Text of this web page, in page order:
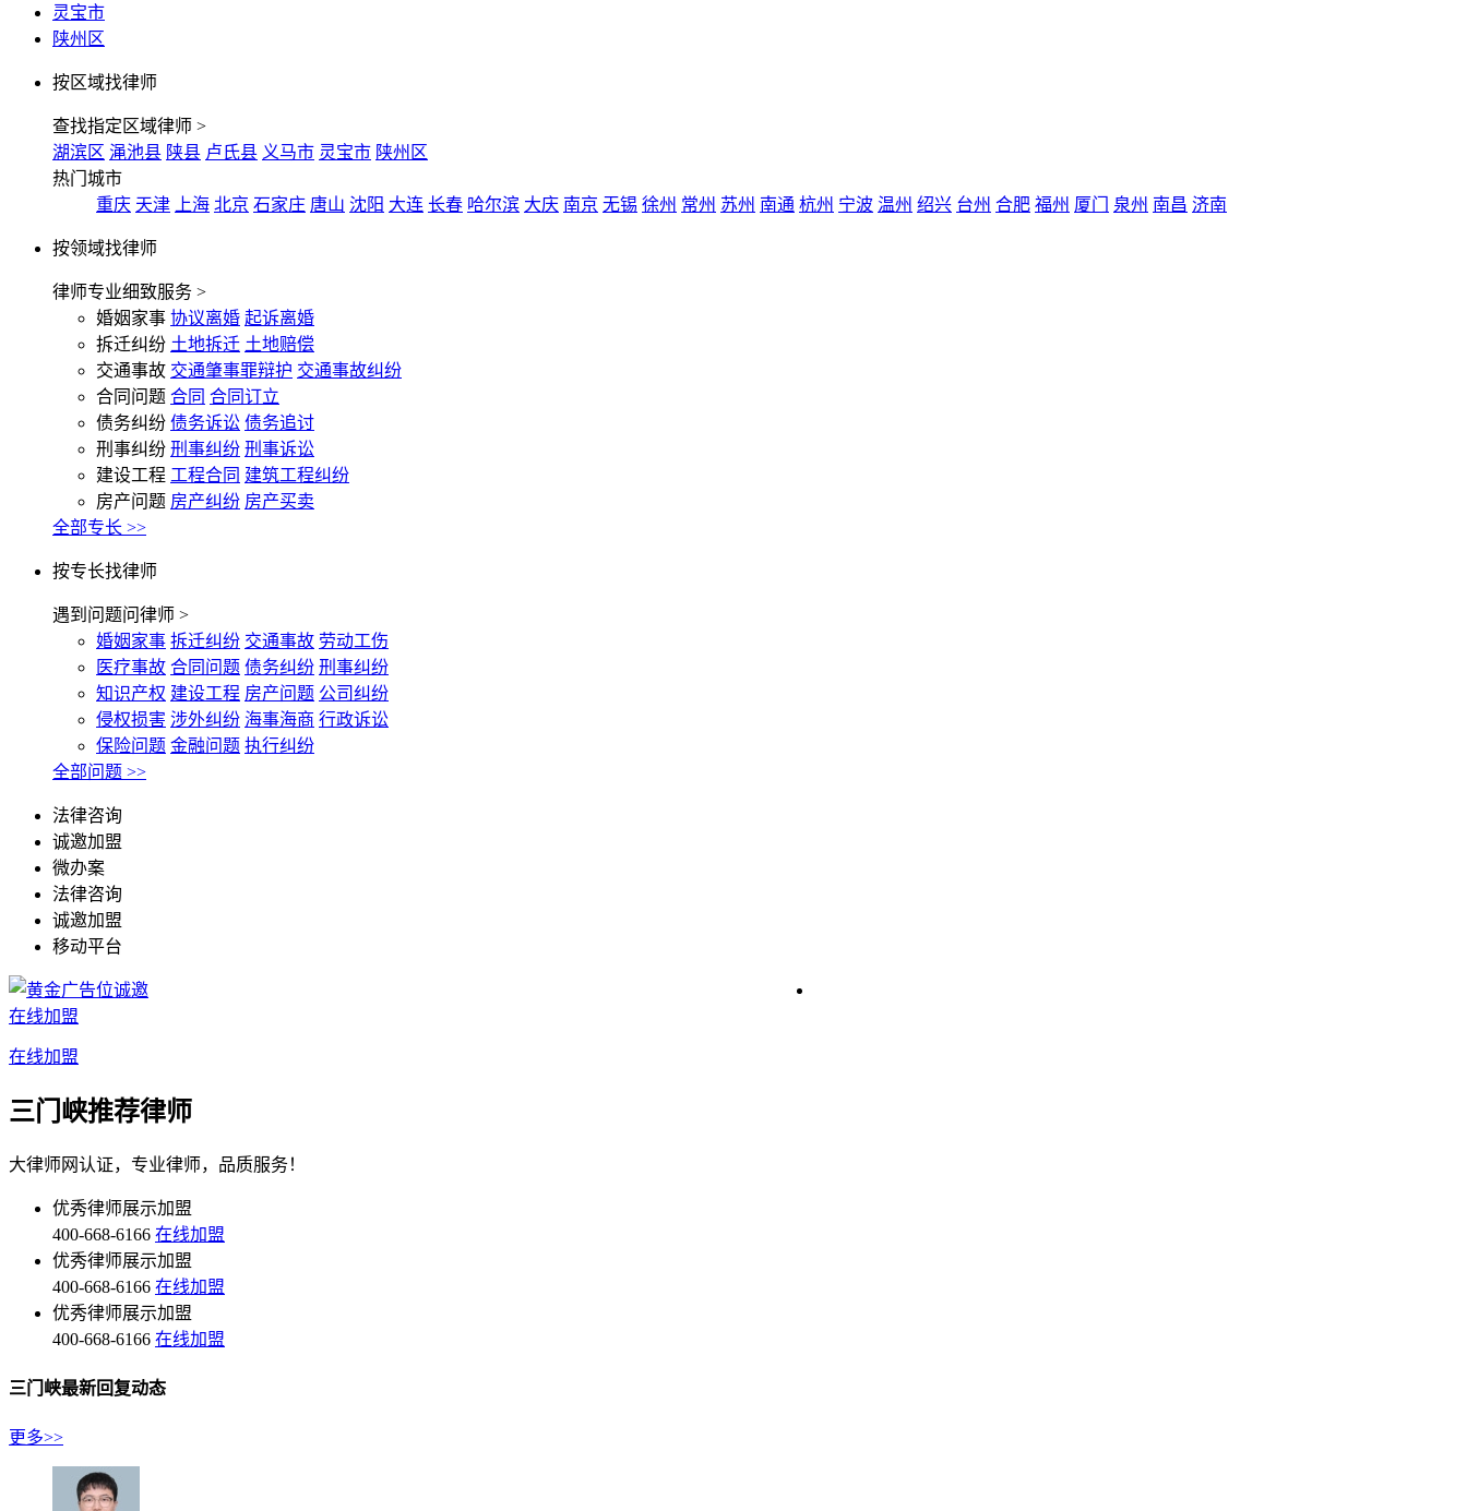
灵宝市
陕州区
按区域找律师
查找指定区域律师 >
湖滨区 渑池县 陕县 卢氏县 义马市 灵宝市 陕州区
热门城市
重庆 天津 上海 北京 石家庄 唐山 沈阳 大连 长春 哈尔滨 大庆 南京 无锡 徐州 常州 苏州 南通 杭州 宁波 温州 绍兴 台州 合肥 福州 厦门 泉州 南昌 济南
按领域找律师
律师专业细致服务 >
婚姻家事 协议离婚 起诉离婚
拆迁纠纷 土地拆迁 土地赔偿
交通事故 交通肇事罪辩护 交通事故纠纷
合同问题 合同 合同订立
债务纠纷 债务诉讼 债务追讨
刑事纠纷 刑事纠纷 刑事诉讼
建设工程 工程合同 建筑工程纠纷
房产问题 房产纠纷 房产买卖
全部专长 >>
按专长找律师
遇到问题问律师 >
婚姻家事 拆迁纠纷 交通事故 劳动工伤
医疗事故 合同问题 债务纠纷 刑事纠纷
知识产权 建设工程 房产问题 公司纠纷
侵权损害 涉外纠纷 海事海商 行政诉讼
保险问题 金融问题 执行纠纷
全部问题 >>
法律咨询
诚邀加盟
微办案
法律咨询
诚邀加盟
移动平台
在线加盟
在线加盟
三门峡推荐律师
大律师网认证，专业律师，品质服务！
优秀律师展示加盟
400-668-6166 在线加盟
优秀律师展示加盟
400-668-6166 在线加盟
优秀律师展示加盟
400-668-6166 在线加盟
三门峡最新回复动态
更多>>